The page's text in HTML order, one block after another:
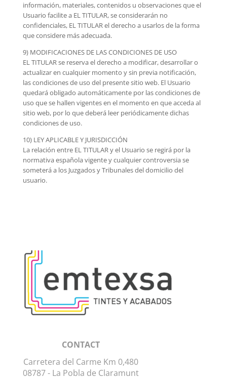
información, materiales, contenidos u observaciones que el
Usuario facilite a EL TITULAR, se considerarán no
confidenciales, EL TITULAR el derecho a usarlos de la forma
que considere más adecuada.
9) MODIFICACIONES DE LAS CONDICIONES DE USO
EL TITULAR se reserva el derecho a modificar, desarrollar o
actualizar en cualquier momento y sin previa notificación,
las condiciones de uso del presente sitio web. El Usuario
quedará obligado automáticamente por las condiciones de
uso que se hallen vigentes en el momento en que acceda al
sitio web, por lo que deberá leer periódicamente dichas
condiciones de uso.
10) LEY APLICABLE Y JURISDICCIÓN
La relación entre EL TITULAR y el Usuario se regirá por la
normativa española vigente y cualquier controversia se
someterá a los Juzgados y Tribunales del domicilio del
usuario.
CONTACT
Carretera del Carme Km 0,480
08787 - La Pobla de Claramunt